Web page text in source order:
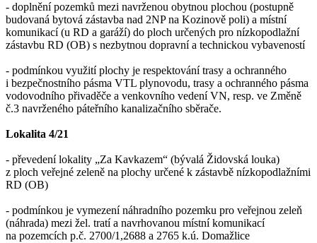
- doplnění pozemků mezi navrženou obytnou plochou (postupně
budovaná bytová zástavba nad 2NP na Kozinově poli) a místní
komunikací (u RD a garáží) do ploch určených pro nízkopodlažní
zástavbu RD (OB) s nezbytnou dopravní a technickou vybaveností
- podmínkou využití plochy je respektování trasy a ochranného
i bezpečnostního pásma VTL plynovodu, trasy a ochranného pásma
vodovodního přivaděče a venkovního vedení VN, resp. ve Změně
č.3 navrženého páteřního kanalizačního sběrače.
Lokalita 4/21
- převedení lokality „Za Kavkazem“ (bývalá Židovská louka)
z ploch veřejné zeleně na plochy určené k zástavbě nízkopodlažními
RD (OB)
- podmínkou je vymezení náhradního pozemku pro veřejnou zeleň
(náhrada) mezi žel. tratí a navrhovanou místní komunikací
na pozemcích p.č. 2700/1,2688 a 2765 k.ú. Domažlice